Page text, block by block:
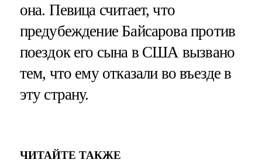
она. Певица считает, что
предубеждение Байсарова против
поездок его сына в США вызвано
тем, что ему отказали во въезде в
эту страну.
ЧИТАЙТЕ ТАКЖЕ